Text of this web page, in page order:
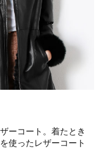
ーコート。着たとき
使ったレザーコート